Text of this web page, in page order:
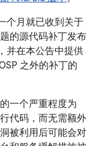
个月就已收到关于
的源代码补丁发布
并在本公告中提供
之外的补丁的
一个严重程度为
代码，而无需额外
被利用后可能会对